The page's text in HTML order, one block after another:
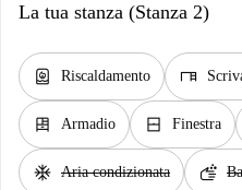
La tua stanza (Stanza 2)
water_heater Riscaldamento desk
dresser Armadio window_closed Finestra
ac_unit Aria condizionata soap